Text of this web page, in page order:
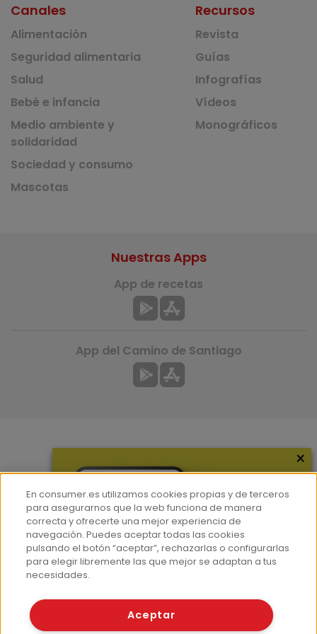
Canales
Alimentación
Seguridad alimentaria
Salud
Bebé e infancia
Medio ambiente y
solidaridad
Sociedad y consumo
Mascotas
Recursos
Revista
Guías
Infografías
Vídeos
Monográficos
Hemeroteca
Contacto
Prensa
Corpus Lingüístico Consumer
Nuestras Apps
App de recetas
App del Camino de Santiago
© Fundación EROSKI
×
En consumer.es utilizamos cookies propias y de terceros
para asegurarnos que la web funciona de manera
correcta y ofrecerte una mejor experiencia de
navegación. Puedes aceptar todas las cookies
pulsando el botón “aceptar”, rechazarlas o configurarlas
para elegir libremente las que mejor se adaptan a tus
necesidades.
Aceptar